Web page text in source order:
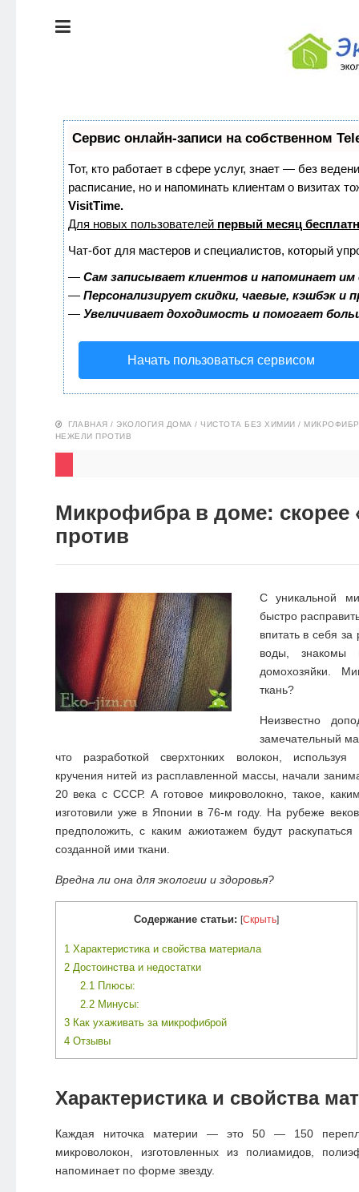
СТИЛЬ
ЭКОЛОГИЯ
ДОМА
КРАСОТА И
ЗДОРОВЬЕ
ПИТАНИЕ
НОВОСТИ
БЛОГ
Сервис онлайн-записи на собственном
Тот, кто работает в сфере услуг, знает — без
расписание, но и напоминать клиентам о
VisitTime.
Для новых пользователей первый месяц
Чат-бот для мастеров и специалистов, который
— Сам записывает клиентов и напоминает им
— Персонализирует скидки, чаевые, кэшбэк и
— Увеличивает доходимость и помогает
Начать пользоваться сервисом
ГЛАВНАЯ / ЭКОЛОГИЯ ДОМА / ЧИСТОТА БЕЗ ХИМИИ /
НЕЖЕЛИ ПРОТИВ
Микрофибра в доме: скорее
против
С уникальной
быстро
впитать в себя
воды, знакомы
домохозяйки.
ткань?
Неизвестно
замечательный
что разработкой сверхтонких волокон, используя
кручения нитей из расплавленной массы, начали
20 века с СССР. А готовое микроволокно, такое,
изготовили уже в Японии в 76-м году. На рубеже
предположить, с каким ажиотажем будут
созданной ими ткани.
Вредна ли она для экологии и здоровья?
Содержание статьи: [Скрыть]
1Характеристика и свойства материала
2Достоинства и недостатки
2.1Плюсы:
2.2Минусы:
3Как ухаживать за микрофиброй
4Отзывы
Характеристика и свойства
Каждая ниточка материи — это 50 — 150
микроволокон, изготовленных из полиамидов,
напоминает по форме звезду.